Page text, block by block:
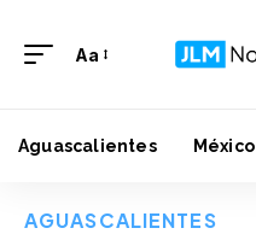
Aa
Aguascalientes México
AGUASCALIENTES